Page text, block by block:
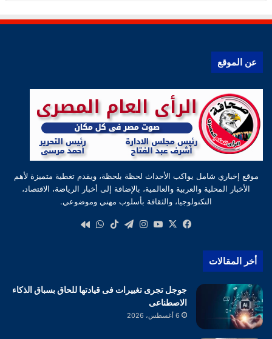
عن الموقع
موقع إخباري شامل يواكب الأحداث لحظة بلحظة، ويقدم تغطية متميزة لأهم
الأخبار المحلية والعربية والعالمية، بالإضافة إلى أخبار الرياضة، الاقتصاد،
التكنولوجيا، والثقافة بأسلوب مهني وموضوعي.
فيسبوك
‫X
‫YouTube
انستقرام
تيلقرام‫TikTokواتساب
أخر المقالات
جوجل تجرى تغييرات فى قيادتها للحاق بسباق الذكاء
الاصطناعى
6 أغسطس، 2026